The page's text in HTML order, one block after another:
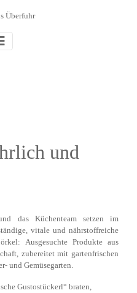
und
das Küchenteam setzen im
vitale und nährstoffreiche
Ausgesuchte Produkte aus
zubereitet mit gartenfrischen
und Gemüsegarten.
Gustostückerl“ braten,